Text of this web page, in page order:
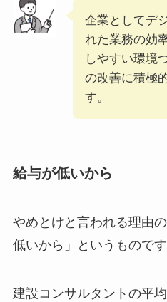
企業としてデ
れた業務の効
しやすい環境
の改善に積極
す。
給与が低いから
やめとけと言われる理由
低いから」というものです
建設コンサルタントの平